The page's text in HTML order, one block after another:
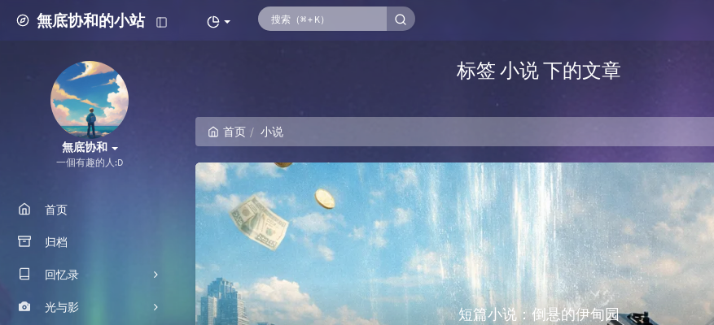
無底协和的小站
無底协和
一個有趣的人:D
首页
归档
回忆录
我的故事
光与影
标签 小说 下的文章
首页 小说
短篇小说：倒悬的伊甸园